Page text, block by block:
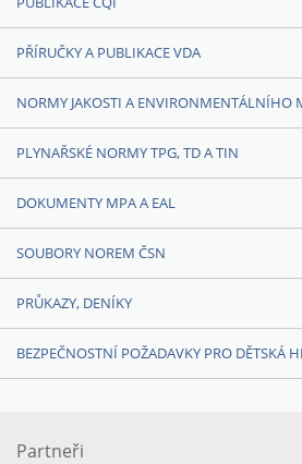
PŘÍRUČKY A PUBLIKACE VDA
NORMY JAKOSTI A ENVIRONMENTÁLNÍHO
PLYNAŘSKÉ NORMY TPG, TD A TIN
DOKUMENTY MPA A EAL
SOUBORY NOREM ČSN
PRŮKAZY, DENÍKY
BEZPEČNOSTNÍ POŽADAVKY PRO DĚTSKÁ
Partneři